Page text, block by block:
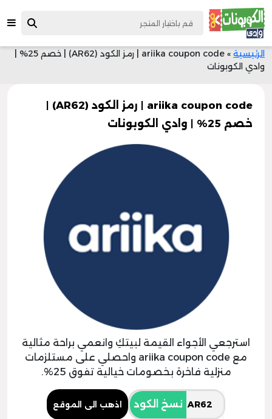
الرئيسية »
ariika coupon code | رمز الكود (AR62) | خصم 25% |
وادي الكوبونات
ariika coupon code | رمز الكود (AR62) |
خصم 25% | وادي الكوبونات
استرجعي الأجواء القيمة لبيتكِ وانعمي براحة مثالية
مع ariika coupon code واحصلي على مستلزمات
منزلية فاخرة بخصومات خيالية تفوق 25%.
نسخ الكود اذهب الى الموقع